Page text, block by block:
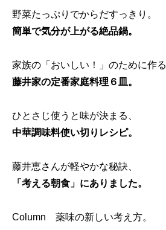
野菜たっぷりでからだすっきり。
簡単で気分が上がる絶品鍋。
家族の「おいしい！」のために作る
藤井家の定番家庭料理６皿。
ひとさじ使うと味が決まる、
中華調味料使い切りレシピ。
藤井恵さんが軽やかな秘訣、
「考える朝食」にありました。
Column 薬味の新しい考え方。